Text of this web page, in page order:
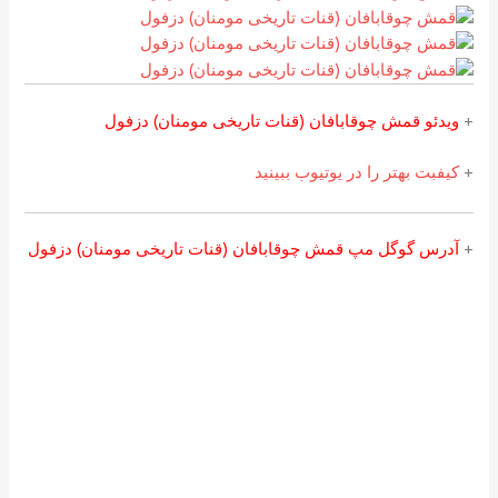
+‌ ویدئو قمش چوقابافان (قنات تاریخی مومنان) دزفول
+کیفبت بهتر را در یوتیوب ببینید
+ آدرس گوگل مپ قمش چوقابافان (قنات تاریخی مومنان) دزفول